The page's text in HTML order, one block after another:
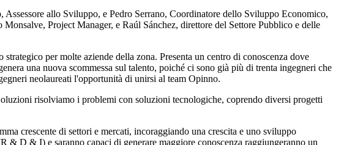
allo Sviluppo, e Pedro Serrano, Coordinatore dello Sviluppo Economico,
Project Manager, e Raúl Sánchez, direttore del Settore Pubblico e delle
per molte aziende della zona. Presenta un centro di conoscenza dove
una nuova scommessa sul talento, poiché ci sono già più di trenta ingegneri che
neolaureati l'opportunità di unirsi al team Opinno.
risolviamo i problemi con soluzioni tecnologiche, coprendo diversi progetti
crescente di settori e mercati, incoraggiando una crescita e uno sviluppo
D & I) e saranno capaci di generare maggiore conoscenza raggiungeranno un